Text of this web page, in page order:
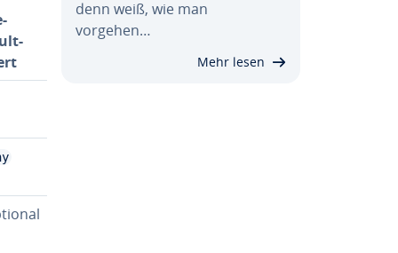
denn weiß, wie man
vorgehen…
Mehr lesen